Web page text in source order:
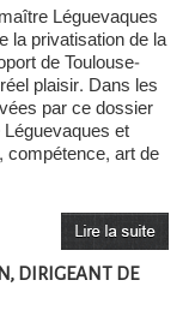
Léguevaques
la privatisation de la
de Toulouse-
plaisir. Dans les
par ce dossier
et
compétence, art de
DIRIGEANT DE